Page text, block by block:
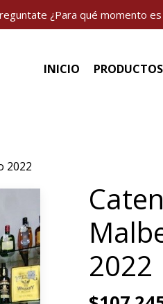
¿Para qué momento
INICIO PRODUCTOS
2022
2022